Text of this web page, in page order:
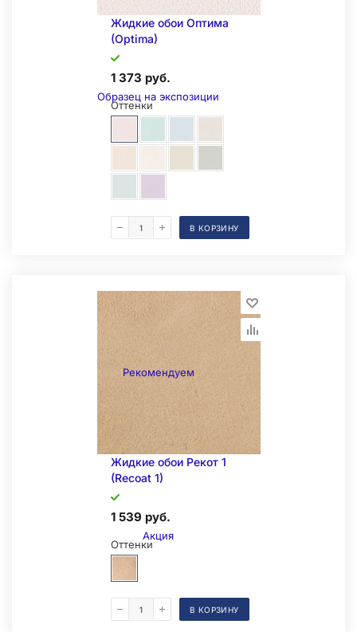
Образец на экспозиции
Жидкие обои Оптима
(Optima)
1 373 руб.
Оттенки
В КОРЗИНУ
Рекомендуем
Акция
Жидкие обои Рекот 1
(Recoat 1)
1 539 руб.
Оттенки
В КОРЗИНУ